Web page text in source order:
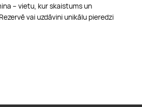
– vietu, kur skaistums un
vai uzdāvini unikālu pieredzi